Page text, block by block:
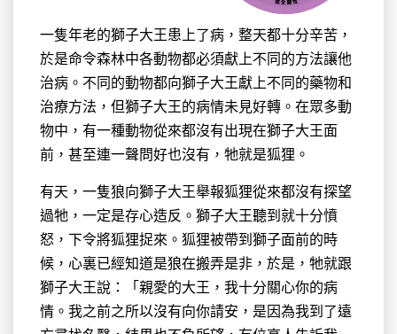
一隻年老的獅子大王患上了病，整天都十分辛苦，
於是命令森林中各動物都必須獻上不同的方法讓他
治病。不同的動物都向獅子大王獻上不同的藥物和
治療方法，但獅子大王的病情未見好轉。在眾多動
物中，有一種動物從來都沒有出現在獅子大王面
前，甚至連一聲問好也沒有，牠就是狐狸。
有天，一隻狼向獅子大王舉報狐狸從來都沒有探望
過牠，一定是存心造反。獅子大王聽到就十分憤
怒，下令將狐狸捉來。狐狸被帶到獅子面前的時
候，心裏已經知道是狼在搬弄是非，於是，牠就跟
獅子大王說：「親愛的大王，我十分關心你的病
情。我之前之所以沒有向你請安，是因為我到了遠